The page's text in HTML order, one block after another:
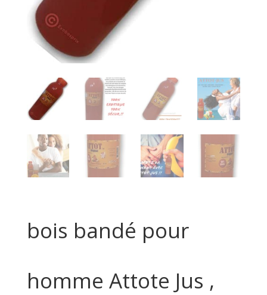
bois bandé pour
homme Attote Jus ,